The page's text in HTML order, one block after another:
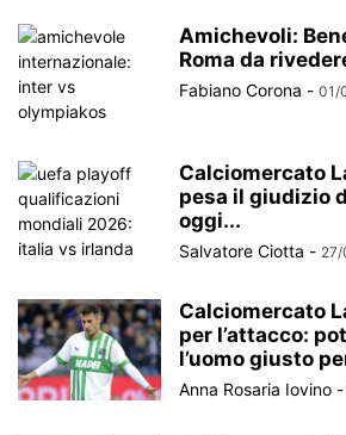
Amichevoli:
Roma da
Fabiano Corona - 01/
Calciomercato
pesa il giudizio
oggi...
Salvatore Ciotta -
Calciomercato
per l’attacco:
l’uomo giusto
Anna Rosaria Iovino -